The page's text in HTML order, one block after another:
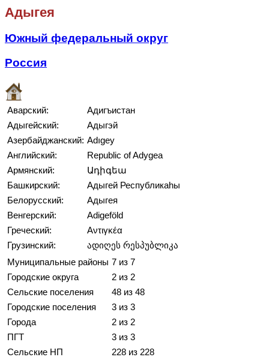
Адыгея
Южный федеральный округ
Россия
Аварский:
Адигъистан
Адыгейский:
Адыгэй
Азербайджанский: Adıgey
Английский:
Republic of Adygea
Армянский:
Ադիգեա
Башкирский:
Адыгей Республикаһы
Белорусский:
Адыгея
Венгерский:
Adigeföld
Греческий:
Αντιγκέα
Грузинский:
ადიღეს რესპუბლიკა
Муниципальные районы 7 из 7
Городские округа
2 из 2
Сельские поселения
48 из 48
Городские поселения
3 из 3
Города
2 из 2
ПГТ
3 из 3
Сельские НП
228 из 228